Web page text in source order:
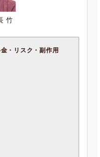
竹
・リスク・副作用